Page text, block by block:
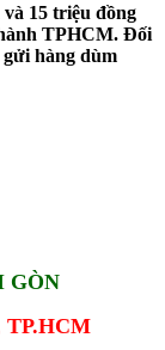
15 triệu đồng
TPHCM. Đối
gửi hàng dùm
GÒN
TP.HCM